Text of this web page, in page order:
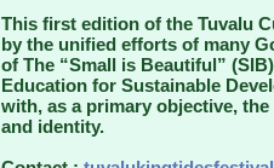
This first edition of the Tuvalu
by the unified efforts of many
of The “Small is Beautiful”
Education for Sustainable
with, as a primary objective,
and identity.